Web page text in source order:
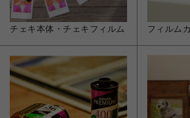
チェキ本体・チェキフィルム フィルム